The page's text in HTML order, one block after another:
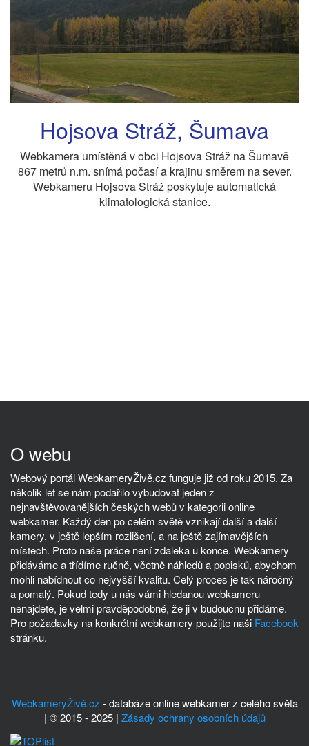
Hojsova Stráž, Šumava
Webkamera umístěná v obci Hojsova Stráž na Šumavě
867 metrů n.m. snímá počasí a krajinu směrem na sever.
Webkameru Hojsova Stráž poskytuje automatická
klimatologická stanice.
O webu
Webový portál WebkameryŽivě.cz funguje již od roku 2015. Za
několik let se nám podařilo vybudovat jeden z
nejnavštěvovanějších českých webů v kategorii online
webkamer. Každý den po celém světě vznikají další a další
kamery, v ještě lepším rozlišení, a na ještě zajímavějších
místech. Proto naše práce není zdaleka u konce. Webkamery
přidáváme a třídíme ručně, včetně náhledů a popisků, abychom
mohli nabídnout co nejvyšší kvalitu. Celý proces je tak náročný
a pomalý. Pokud tedy u nás vámi hledanou webkameru
nenajdete, je velmi pravděpodobné, že ji v budoucnu přidáme.
Pro požadavky na konkrétní webkamery použijte naši Facebook
stránku.
WebkameryŽivě.cz - databáze online webkamer z celého světa
| © 2015 - 2025 | Zásady ochrany osobních údajů